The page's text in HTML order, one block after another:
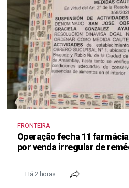
FRONTEIRA
Operação fecha 11
por venda irregular de
Há 2 horas